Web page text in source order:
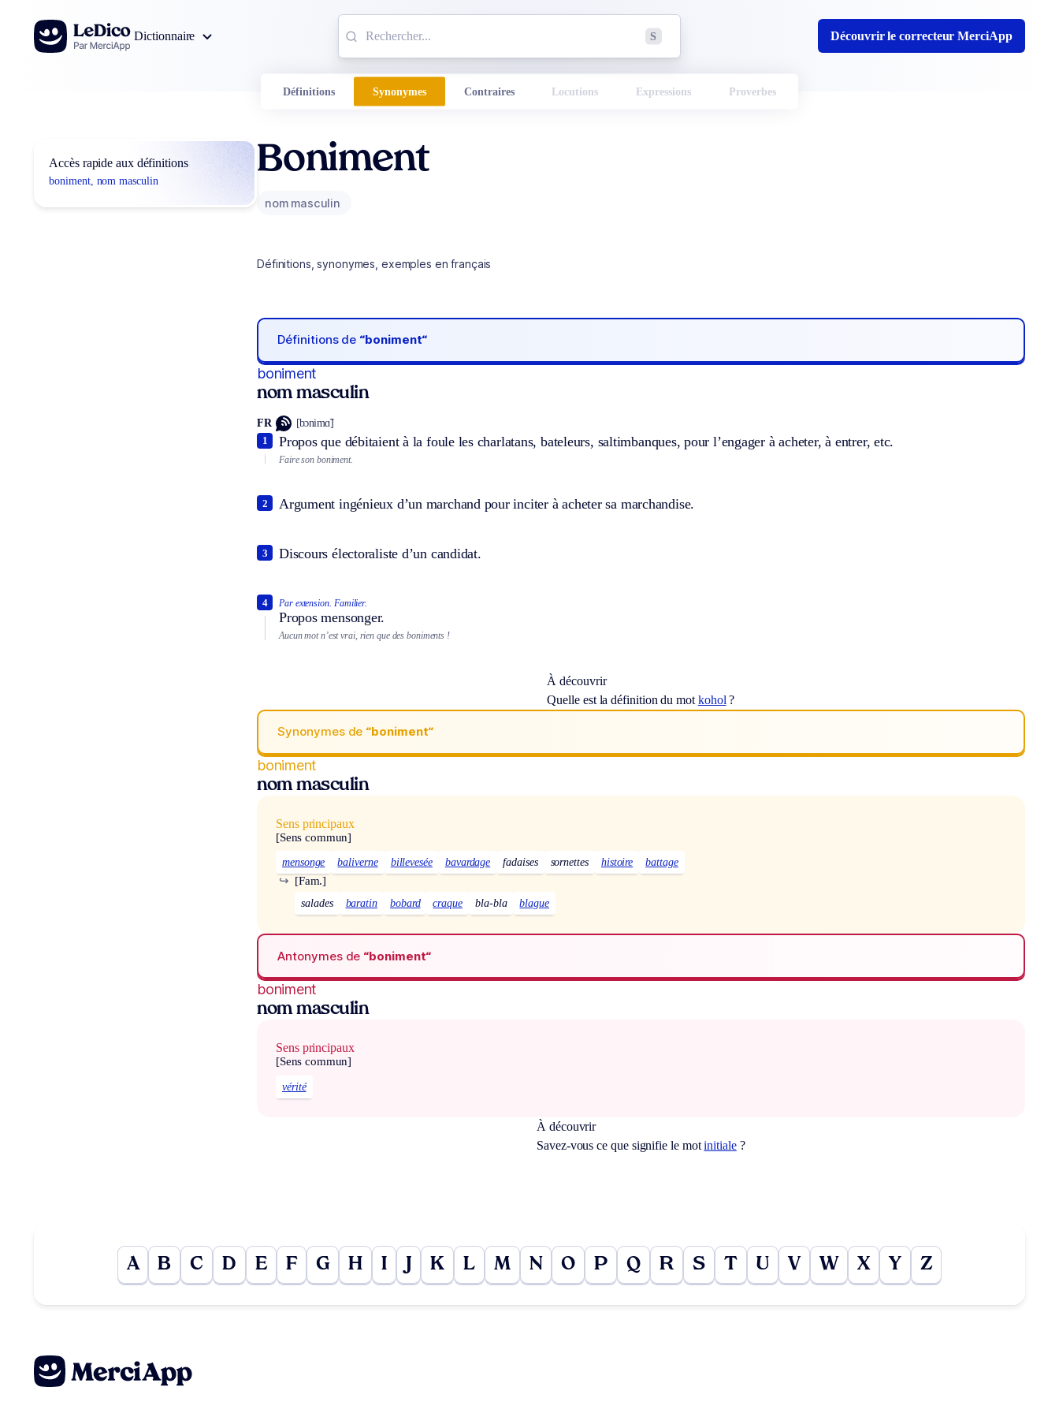
Aller au contenu
Dictionnaire
S Découvrir le correcteur MerciApp
Définitions Synonymes Contraires Locutions Expressions Proverbes
Accès rapide aux définitions
boniment, nom masculin
Boniment
nom masculin
Définitions, synonymes, exemples en français
Définitions de “boniment“
boniment
nom masculin
FR [bɔnimɑ̃]
Propos que débitaient à la foule les charlatans, bateleurs, saltimbanques, pour l’engager à acheter, à entrer, etc.
1
Faire son boniment.
Argument ingénieux d’un marchand pour inciter à acheter sa marchandise.
2
Discours électoraliste d’un candidat.
3
Par extension. Familier.
Propos mensonger.
4
Aucun mot n’est vrai, rien que des boniments !
À découvrir
Quelle est la définition du mot kohol ?
Synonymes de “boniment“
boniment
nom masculin
Sens principaux
[Sens commun]
mensonge baliverne billevesée bavardage fadaises sornettes histoire battage
[Fam.]
↪
salades baratin bobard craque bla-bla blague
Antonymes de “boniment“
boniment
nom masculin
Sens principaux
[Sens commun]
vérité
À découvrir
Savez-vous ce que signifie le motinitiale?
A B C D E F G H I J K L M N O P Q R S T U V W X Y Z